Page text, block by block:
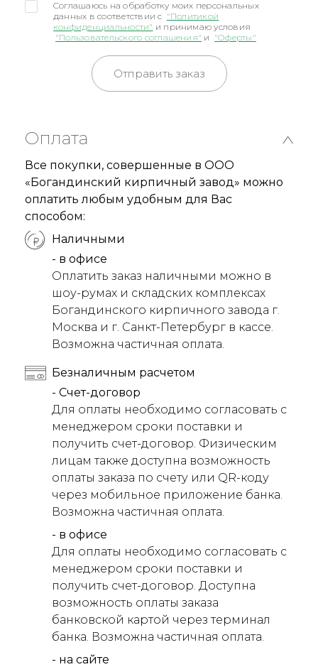
Соглашаюсь на обработку моих персональных
данных в соответствии с "Политикой
конфиденциальности" и принимаю условия
"Пользовательского соглашения" и "Оферты"
Отправить заказ
Оплата
Все покупки, совершенные в ООО
«Богандинский кирпичный завод» можно
оплатить любым удобным для Вас
способом:
Наличными
- в офисе
Оплатить заказ наличными можно в
шоу-румах и складских комплексах
Богандинского кирпичного завода г.
Москва и г. Санкт-Петербург в кассе.
Возможна частичная оплата.
Безналичным расчетом
- Счет-договор
Для оплаты необходимо согласовать с
менеджером сроки поставки и
получить счет-договор. Физическим
лицам также доступна возможность
оплаты заказа по счету или QR-коду
через мобильное приложение банка.
Возможна частичная оплата.
- в офисе
Для оплаты необходимо согласовать с
менеджером сроки поставки и
получить счет-договор. Доступна
возможность оплаты заказа
банковской картой через терминал
банка. Возможна частичная оплата.
- на сайте